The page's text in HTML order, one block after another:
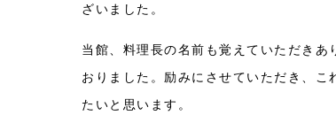
ざいました。
当館、料理長の名前も覚えていただき
おりました。励みにさせていただき、
たいと思います。